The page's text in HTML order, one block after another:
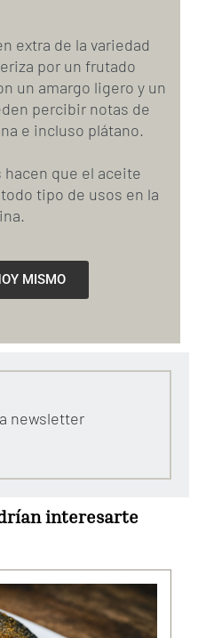
extra de la variedad
por un frutado
un amargo ligero y un
percibir notas de
e incluso plátano.
que el aceite
tipo de usos en la
MISMO
newsletter
interesarte